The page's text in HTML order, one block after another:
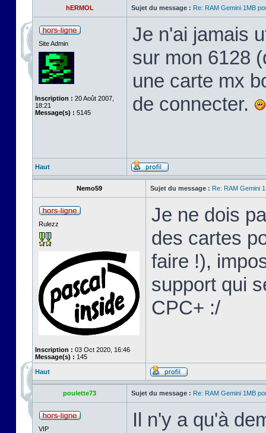
hERMOL Sujet du message : Re: RAM Gemini 1MB
Site Admin
Inscription : 20 Août 2007,
18:21
Message(s) : 5145
Je n'ai jamais
sur mon 6128
une carte mx
de connecter.
Haut
Nemo59 Sujet du message : Re: RAM Gemini
Rulezz
Inscription : 03 Oct 2020, 16:46
Message(s) : 145
Je ne dois
des cartes
faire !),
support qui
CPC+ :/
Haut
poulette73 Sujet du message : Re: RAM Gemini 1MB
VIP Il n'y a qu'à